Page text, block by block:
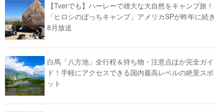
【Tverでも】ハーレーで雄大な大自然をキャンプ旅！
「ヒロシのぼっちキャンプ」アメリカSPが昨年に続き
8月放送
白馬「八方池」全行程＆持ち物・注意点ほか完全ガイ
ド！手軽にアクセスできる国内最高レベルの絶景スポ
ット